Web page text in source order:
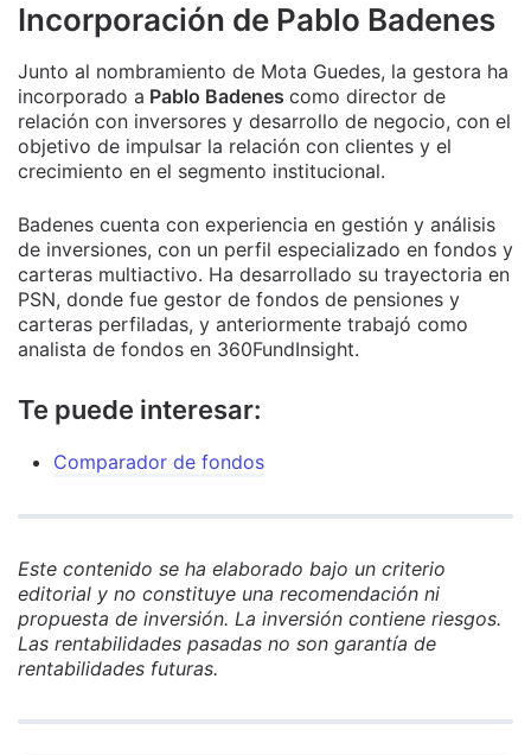
Incorporación de Pablo Badenes
Junto al nombramiento de Mota Guedes, la gestora ha
incorporado a Pablo Badenes como director de
relación con inversores y desarrollo de negocio, con el
objetivo de impulsar la relación con clientes y el
crecimiento en el segmento institucional.
Badenes cuenta con experiencia en gestión y análisis
de inversiones, con un perfil especializado en fondos y
carteras multiactivo. Ha desarrollado su trayectoria en
PSN, donde fue gestor de fondos de pensiones y
carteras perfiladas, y anteriormente trabajó como
analista de fondos en 360FundInsight.
Te puede interesar:
Comparador de fondos
Este contenido se ha elaborado bajo un criterio
editorial y no constituye una recomendación ni
propuesta de inversión. La inversión contiene riesgos.
Las rentabilidades pasadas no son garantía de
rentabilidades futuras.